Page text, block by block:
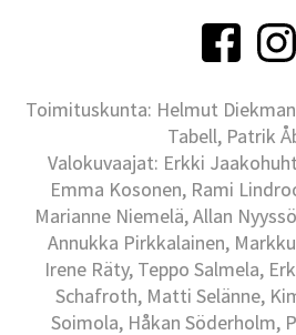
Toimituskunta: Helmut
Tabell, Patrik
Valokuvaajat: Erkki
Emma Kosonen, Rami
Marianne Niemelä, Allan
Annukka Pirkkalainen,
Irene Räty, Teppo Salmela,
Schafroth, Matti Selänne,
Soimola, Håkan Söderholm,